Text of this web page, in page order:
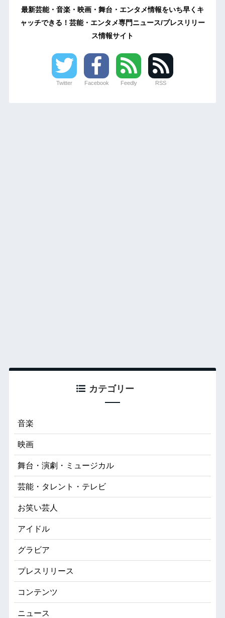
最新芸能・音楽・映画・舞台・エンタメ情報をいち早くキ
ャッチできる！芸能・エンタメ専門ニュース/プレスリリー
ス情報サイト
Twitter Facebook Feedly RSS
カテゴリー
音楽
映画
舞台・演劇・ミュージカル
芸能・タレント・テレビ
お笑い芸人
アイドル
グラビア
プレスリリース
コンテンツ
ニュース